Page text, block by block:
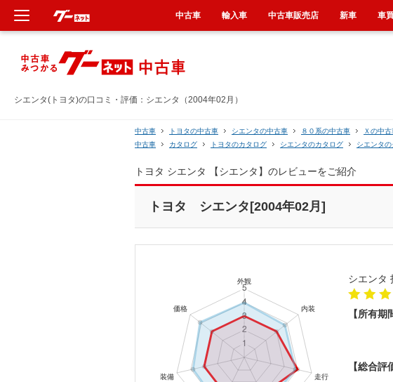
シエンタ(トヨタ)の口コミ・評価：シエンタ（2004年02月）
中古車 トヨタの中古車 シエンタの中古車 ８０系の中古車 Ｘの中古
中古車
カタログ トヨタのカタログ シエンタのカタログ シエンタ
トヨタ シエンタ 【シエンタ】のレビューをご紹介
トヨタ シエンタ[2004年02月]
シエンタ
【所有期
【総合評
中古車 輸入車 中古車販売店 新車 車
新車
中古車